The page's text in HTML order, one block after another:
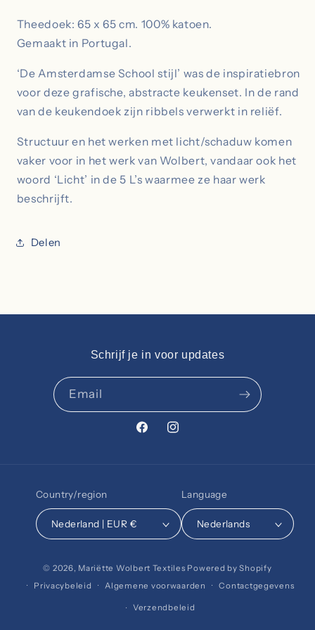
Theedoek
|
Theedoek
|
Theedoek: 65 x 65 cm. 100% katoen.
Gemaakt in Portugal.
‘De Amsterdamse School stijl’ was de inspiratiebron
voor deze grafische, abstracte keukenset. In de rand
van de keukendoek zijn ribbels verwerkt in reliëf.
Structuur en het werken met licht/schaduw komen
vaker voor in het werk van Wolbert, vandaar ook het
woord ‘Licht’ in de 5 L’s waarmee ze haar werk
beschrijft.
Delen
Schrijf je in voor updates
Email
FacebookInstagram
Country/region
Nederland | EUR €
Language
Nederlands
© 2026, Mariëtte Wolbert Textiles Powered by Shopify
Privacybeleid
Algemene voorwaarden Contactgegevens
Verzendbeleid